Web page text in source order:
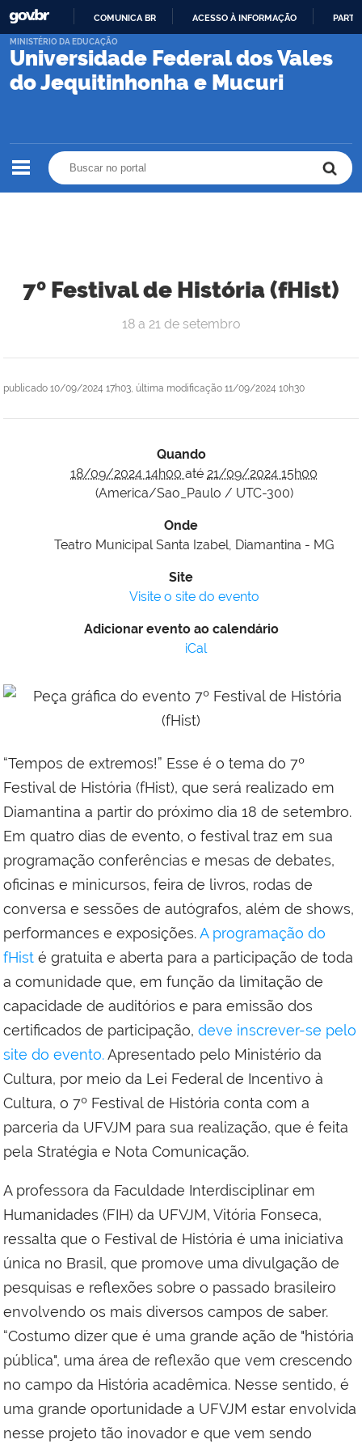
PARA
CONTEÚDO
COMUNICA BR ACESSO À INFORMAÇÃO
Universidade Federal dos Vales
do Jequitinhonha e Mucuri
MINISTÉRIO DA EDUCAÇÃO
7º Festival de História (fHist)
publicado 10/09/2024 17h03, última modificação 11/09/2024 10h30
18 a 21 de setembro
Quando
18/09/2024 14h00 até 21/09/2024 15h00
(America/Sao_Paulo / UTC-300)
Onde
Teatro Municipal Santa Izabel, Diamantina - MG
Site
Visite o site do evento
Adicionar evento ao calendário
iCal
“Tempos de extremos!” Esse é o tema do 7º
Festival de História (fHist), que será realizado em
Diamantina a partir do próximo dia 18 de setembro.
Em quatro dias de evento, o festival traz em sua
programação conferências e mesas de debates,
oficinas e minicursos, feira de livros, rodas de
conversa e sessões de autógrafos, além de shows,
performances e exposições.A programação do
fHist é gratuita e aberta para a participação de toda
a comunidade que, em função da limitação de
capacidade de auditórios e para emissão dos
certificados de participação, deve inscrever-se pelo
site do evento.Apresentado pelo Ministério da
Cultura, por meio da Lei Federal de Incentivo à
Cultura, o 7º Festival de História conta com a
parceria da UFVJM para sua realização, que é feita
pela Stratégia e Nota Comunicação.
A professora da Faculdade Interdisciplinar em
Humanidades (FIH) da UFVJM, Vitória Fonseca,
ressalta que o Festival de História é uma iniciativa
única no Brasil, que promove uma divulgação de
pesquisas e reflexões sobre o passado brasileiro
envolvendo os mais diversos campos de saber.
“Costumo dizer que é uma grande ação de "história
pública", uma área de reflexão que vem crescendo
no campo da História acadêmica. Nesse sentido, é
uma grande oportunidade a UFVJM estar envolvida
nesse projeto tão inovador e que vem sendo